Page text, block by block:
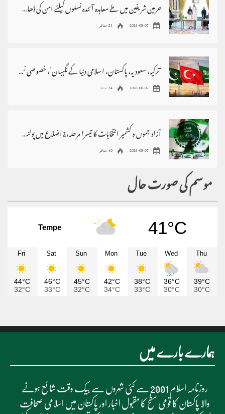
حرمین شریفین میں طے معاہدہ آئندہ نسلوں کیلئے امن کی ڈھال بنے، وزیراعظم
2026-08-07 21 مناظر
‘ترکیہ، سعودیہ، پاکستان، اسلامی دنیا کے نگہبان’، خصوصی نغمہ جاری
2026-08-07 24 مناظر
آزاد جموں و کشمیر انتخابات کا تیسرا مرحلہ،2اضلاع میں پولنگ ملتوی
2026-08-07 40 مناظر
موسم کی صورت حال
Tempe 41°C
Fri
44°C
32°C
Sat
46°C
33°C
Sun
45°C
32°C
Mon
42°C
34°C
Tue
38°C
33°C
Wed
36°C
30°C
Thu
39°C
30°C
ہمارے بارے میں
روزنامہ اسلام 2001 سے کئی شہروں سے بیک وقت شائع ہونے
والا پاکستان کا قومی سطح کا مقبول اخبار اور پاکستان میں اسلامی صحافت